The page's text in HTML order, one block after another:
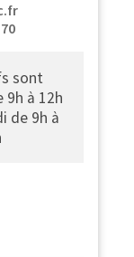
sont
9h à 12h
de 9h à